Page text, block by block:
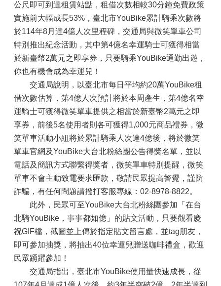
公尺即可到達租賃站點，租借次數相較30分鐘免費政策
實施前大幅成長53%，臺北市YouBike累計騎乘次數將
於114年8月達4億人次里程碑，交通局與微笑單車公司
特別推出紀念活動，其中第4億名幸運騎士可獲得相當
於新臺幣2萬元之即享券，只要騎乘YouBike通勤出遊，
你也有機會成為幸運兒！
交通局說明，以臺北市每日平均約20萬YouBike租
借次數估算，第4億人次預計將於本周產生，第4億名幸
運騎士可獲得微笑單車提供之相當於新臺幣2萬元之即
享券，前後5名使用者則各可獲得1,000元商品禮券，微
笑單車活動小組將於累計騎乘人次達4億後，將於微笑
單車官網及YouBike大台北粉絲團公告得獎名單，並以
電話及簡訊方式聯繫得獎者，微笑單車特別提醒，微笑
單車不會主動致電要求匯款，敬請民眾提高警覺，謹防
詐騙，有任何問題請撥打客服專線：02-8978-8822。
此外，民眾可至YouBike大台北粉絲團參加「在台
北騎YouBike，事事都如億」的貼文活動，只要觀看慶
祝GIF檔，截圖並上傳於指定貼文留言處，並tag朋友，
即可參加抽獎，將抽出40位幸運兒贈送咖啡禮盒，歡迎
民眾踴躍參加！
交通局指出，臺北市YouBike使用量快速成長，從